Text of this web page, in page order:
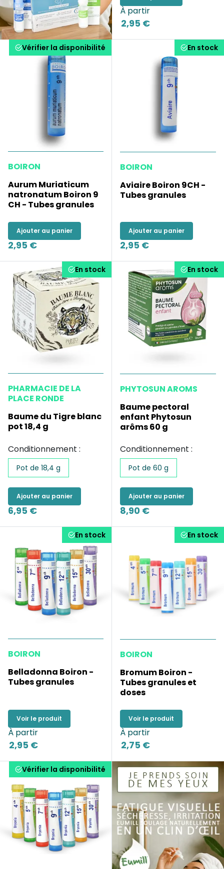
À partir
2,95 €
Vérifier la disponibilité
BOIRON
Aurum Muriaticum
natronatum Boiron 9
CH - Tubes granules
Ajouter au panier
2,95 €
En stock
BOIRON
Aviaire Boiron 9CH -
Tubes granules
Ajouter au panier
2,95 €
En stock
PHARMACIE DE LA
PLACE RONDE
Baume du Tigre blanc
pot 18,4 g
Conditionnement :
Pot de 18,4 g
Ajouter au panier
6,95 €
En stock
PHYTOSUN AROMS
Baume pectoral
enfant Phytosun
arôms 60 g
Conditionnement :
Pot de 60 g
Ajouter au panier
8,90 €
En stock
BOIRON
Belladonna Boiron -
Tubes granules
Voir le produit
À partir
2,95 €
En stock
BOIRON
Bromum Boiron -
Tubes granules et
doses
Voir le produit
À partir
2,75 €
Vérifier la disponibilité